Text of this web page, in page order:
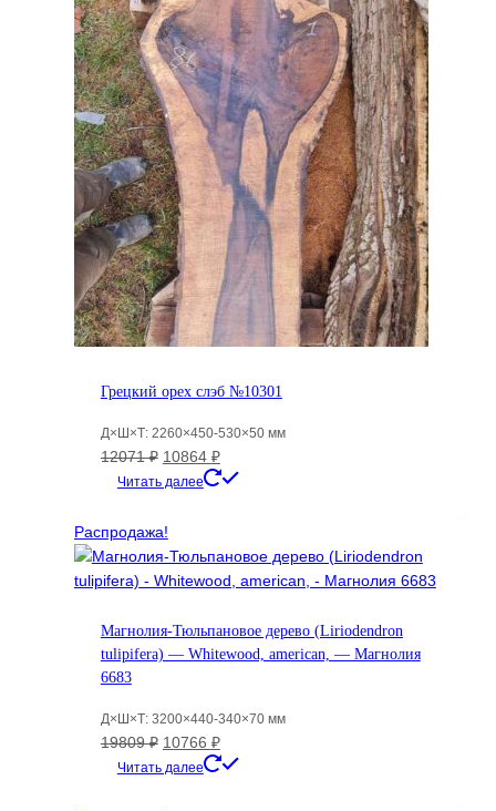
Грецкий орех слэб №10301
Д×Ш×Т: 2260×450-530×50 мм
12071₽ Первоначальная
цена
12071 ₽.
10864 ₽Текущая
цена:
Читать далее
Распродажа!
Магнолия-Тюльпановое дерево (Liriodendron
tulipifera) — Whitewood, american, — Магнолия
6683
Д×Ш×Т: 3200×440-340×70 мм
19809₽ Первоначальная
цена
10766 ₽Текущая
цена:
Читать далее